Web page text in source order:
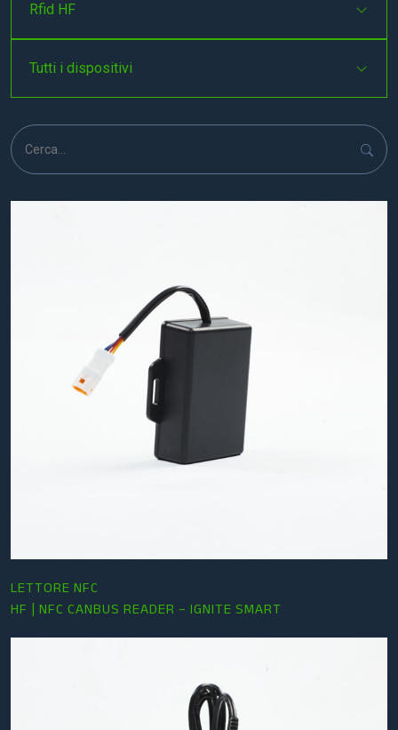
Rfid HF
Tutti i dispositivi
LETTORE NFC
HF | NFC CANBUS READER – IGNITE SMART